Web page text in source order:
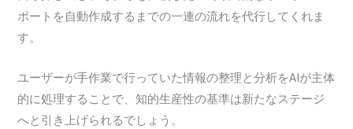
ポートを自動作成するまでの一連の流れを代行してくれま
す。
ユーザーが手作業で行っていた情報の整理と分析をAIが主体
的に処理することで、知的生産性の基準は新たなステージ
へと引き上げられるでしょう。